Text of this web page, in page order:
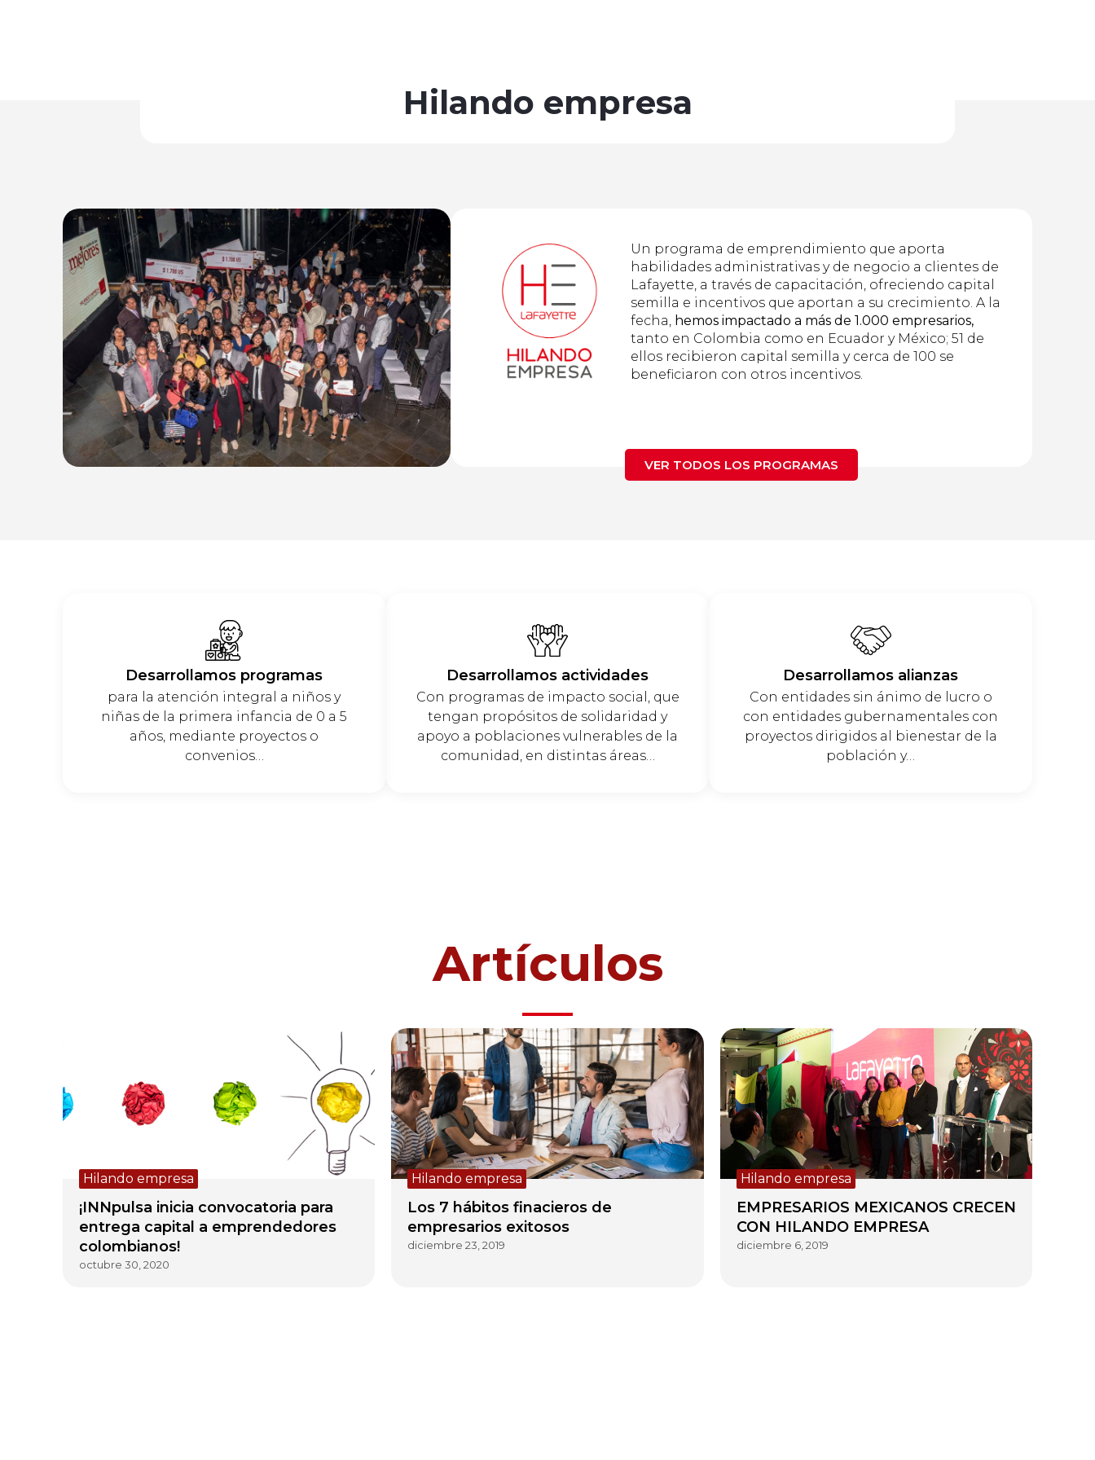
Hilando empresa
Un programa de emprendimiento que aporta
habilidades administrativas y de negocio a clientes de
Lafayette, a través de capacitación, ofreciendo capital
semilla e incentivos que aportan a su crecimiento. A la
fecha, hemos impactado a más de 1.000 empresarios,
tanto en Colombia como en Ecuador y México; 51 de
ellos recibieron capital semilla y cerca de 100 se
beneficiaron con otros incentivos.
VER TODOS LOS PROGRAMAS
Desarrollamos programas
para la atención integral a niños y
niñas de la primera infancia de 0 a 5
años, mediante proyectos o
convenios…
Desarrollamos actividades
Con programas de impacto social, que
tengan propósitos de solidaridad y
apoyo a poblaciones vulnerables de la
comunidad, en distintas áreas…
Desarrollamos alianzas
Con entidades sin ánimo de lucro o
con entidades gubernamentales con
proyectos dirigidos al bienestar de la
población y…
Artículos
Hilando empresa
¡INNpulsa inicia convocatoria para
entrega capital a emprendedores
colombianos!
octubre 30, 2020
Hilando empresa
Los 7 hábitos finacieros de
empresarios exitosos
diciembre 23, 2019
Hilando empresa
EMPRESARIOS MEXICANOS CRECEN
CON HILANDO EMPRESA
diciembre 6, 2019